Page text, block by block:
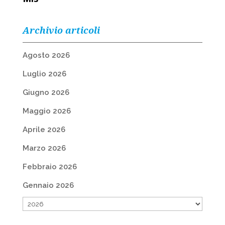
Archivio articoli
Agosto 2026
Luglio 2026
Giugno 2026
Maggio 2026
Aprile 2026
Marzo 2026
Febbraio 2026
Gennaio 2026